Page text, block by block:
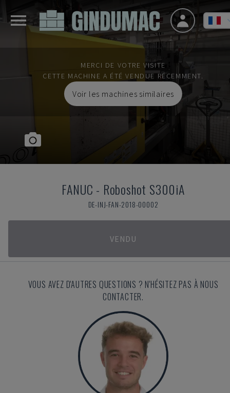
MERCI DE VOTRE VISITE
CETTE MACHINE A ÉTÉ VENDUE RÉCEMMENT.
Voir les machines similaires
FANUC - Roboshot S300iA
DE-INJ-FAN-2018-00002
VENDU
VOUS AVEZ D'AUTRES QUESTIONS ? N'HÉSITEZ PAS À NOUS
CONTACTER.